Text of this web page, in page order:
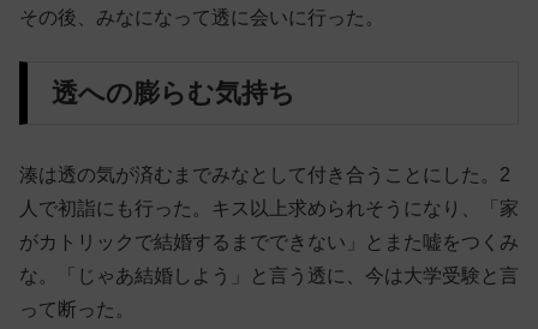
その後、みなになって透に会いに行った。
透への膨らむ気持ち
湊は透の気が済むまでみなとして付き合うことにした。2
人で初詣にも行った。キス以上求められそうになり、「家
がカトリックで結婚するまでできない」とまた嘘をつくみ
な。「じゃあ結婚しよう」と言う透に、今は大学受験と言
って断った。